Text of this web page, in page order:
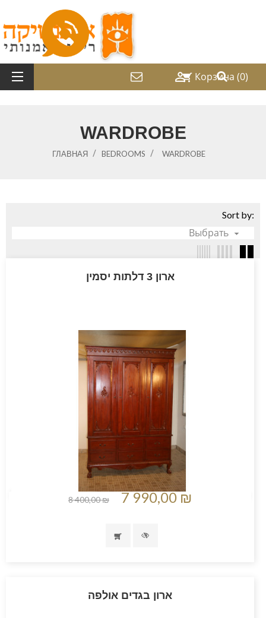
shopping_cart Корзина (0)

WARDROBE
ГЛАВНАЯ BEDROOMS WARDROBE
Sort by:
Выбрать 
ארון 3 דלתות יסמין
8 400,00 ₪ 7 990,00 ₪
ארון בגדים אולפה